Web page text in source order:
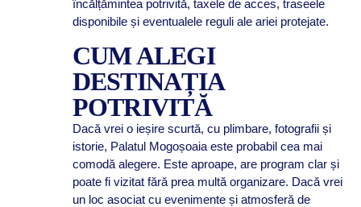
încălțămintea potrivită, taxele de acces, traseele
disponibile și eventualele reguli ale ariei protejate.
CUM ALEGI
DESTINAȚIA
POTRIVITĂ
Dacă vrei o ieșire scurtă, cu plimbare, fotografii și
istorie, Palatul Mogoșoaia este probabil cea mai
comodă alegere. Este aproape, are program clar și
poate fi vizitat fără prea multă organizare. Dacă vrei
un loc asociat cu evenimente și atmosferă de